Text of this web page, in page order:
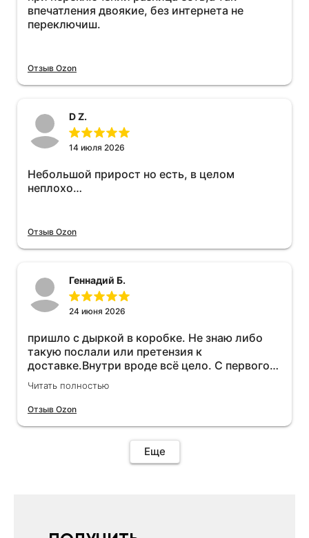
впечатления двоякие, без интернета не
переключиш.
Отзыв Ozon
D Z.
14 июля 2026
Небольшой прирост но есть, в целом
неплохо…
Отзыв Ozon
Геннадий Б.
24 июня 2026
пришло с дыркой в коробке. Не знаю либо
такую послали или претензия к
доставке.Внутри вроде всё цело. С первого
раза установить не получается не знаю
может интернет дурит. Четыре звёзды за
упаковку с дыркой.Как опробую дополню
иначе не качает без него. Как поставил сразу
всё установилось по работе устройства
увеличился.Всем рекомендую к покупке.
Читать полностью
Отзыв Ozon
Еще